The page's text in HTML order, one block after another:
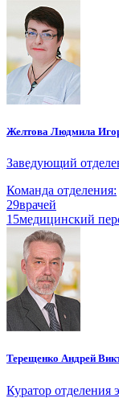
Желтова Людмила
Заведующий
Команда отделения:
29врачей
15медицинский
Терещенко Андрей
Куратор отделения